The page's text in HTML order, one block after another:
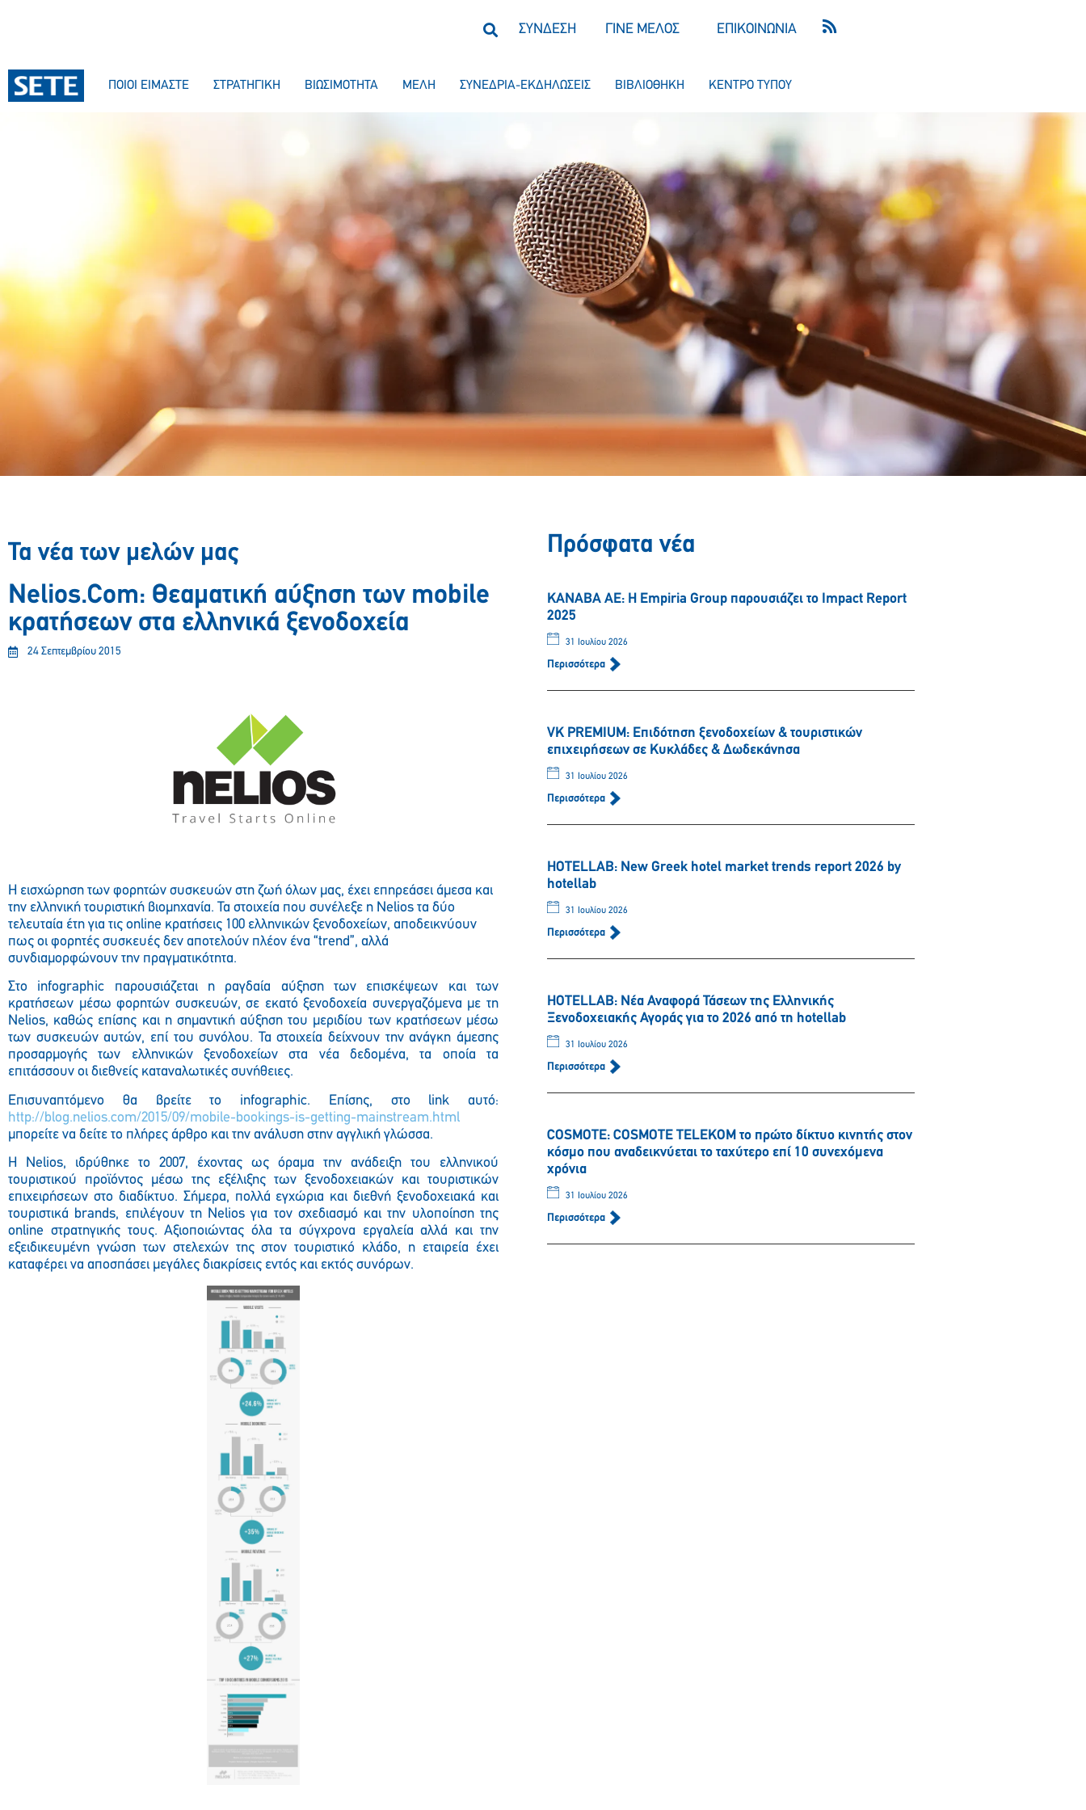
ΣΥΝΔΕΣΗ ΓΙΝΕ ΜΕΛΟΣ ΕΠΙΚΟΙΝΩΝΙΑ
ΠΟΙΟΙ ΕΙΜΑΣΤΕ ΣΤΡΑΤΗΓΙΚΗ ΒΙΩΣΙΜΟΤΗΤΑ ΜΕΛΗ ΣΥΝΕΔΡΙΑ-ΕΚΔΗΛΩΣΕΙΣ ΒΙΒΛΙΟΘΗΚΗ ΚΕΝΤΡΟ ΤΥΠΟΥ
Τα νέα των μελών μας
Nelios.Com: Θεαματική αύξηση των mobile
κρατήσεων στα ελληνικά ξενοδοχεία
24 Σεπτεμβρίου 2015
Η εισχώρηση των φορητών συσκευών στη ζωή όλων μας, έχει επηρεάσει άμεσα και
την ελληνική τουριστική βιομηχανία. Τα στοιχεία που συνέλεξε η Nelios τα δύο
τελευταία έτη για τις online κρατήσεις 100 ελληνικών ξενοδοχείων, αποδεικνύουν
πως οι φορητές συσκευές δεν αποτελούν πλέον ένα “trend”, αλλά
συνδιαμορφώνουν την πραγματικότητα.
Στο infographic παρουσιάζεται η ραγδαία αύξηση των επισκέψεων και των
κρατήσεων μέσω φορητών συσκευών, σε εκατό ξενοδοχεία συνεργαζόμενα με τη
Nelios, καθώς επίσης και η σημαντική αύξηση του μεριδίου των κρατήσεων μέσω
των συσκευών αυτών, επί του συνόλου. Τα στοιχεία δείχνουν την ανάγκη άμεσης
προσαρμογής των ελληνικών ξενοδοχείων στα νέα δεδομένα, τα οποία τα
επιτάσσουν οι διεθνείς καταναλωτικές συνήθειες.
Επισυναπτόμενο θα βρείτε το infographic. Επίσης, στο link αυτό:
http://blog.nelios.com/2015/09/mobile-bookings-is-getting-mainstream.html
μπορείτε να δείτε το πλήρες άρθρο και την ανάλυση στην αγγλική γλώσσα.
H Nelios, ιδρύθηκε το 2007, έχοντας ως όραμα την ανάδειξη του ελληνικού
τουριστικού προϊόντος μέσω της εξέλιξης των ξενοδοχειακών και τουριστικών
επιχειρήσεων στο διαδίκτυο. Σήμερα, πολλά εγχώρια και διεθνή ξενοδοχειακά και
τουριστικά brands, επιλέγουν τη Nelios για τον σχεδιασμό και την υλοποίηση της
online στρατηγικής τους. Αξιοποιώντας όλα τα σύγχρονα εργαλεία αλλά και την
εξειδικευμένη γνώση των στελεχών της στον τουριστικό κλάδο, η εταιρεία έχει
καταφέρει να αποσπάσει μεγάλες διακρίσεις εντός και εκτός συνόρων.
Πρόσφατα νέα
ΚΑΝΑΒΑ ΑΕ: Η Empiria Group παρουσιάζει το Impact Report
2025
31 Ιουλίου 2026
Περισσότερα
VK PREMIUM: Eπιδότηση ξενοδοχείων & τουριστικών
επιχειρήσεων σε Κυκλάδες & Δωδεκάνησα
31 Ιουλίου 2026
Περισσότερα
HOTELLAB: New Greek hotel market trends report 2026 by
hotellab
31 Ιουλίου 2026
Περισσότερα
HOTELLAB: Νέα Αναφορά Τάσεων της Ελληνικής
Ξενοδοχειακής Αγοράς για το 2026 από τη hotellab
31 Ιουλίου 2026
Περισσότερα
COSMOTE: COSMOTE TELEKOM το πρώτο δίκτυο κινητής στον
κόσμο που αναδεικνύεται το ταχύτερο επί 10 συνεχόμενα
χρόνια
31 Ιουλίου 2026
Περισσότερα
Παρακαλώ περιμένετε…